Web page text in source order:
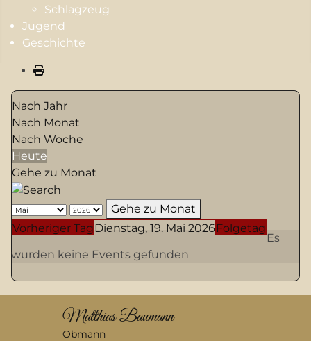
Schlagzeug
Jugend
Geschichte
Nach Jahr
Nach Monat
Nach Woche
Heute
Gehe zu Monat
Gehe zu Monat
Vorheriger TagDienstag, 19. Mai 2026Folgetag
Es
wurden keine Events gefunden
Matthias Baumann
Obmann